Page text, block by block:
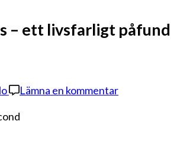
– ett livsfarligt påfund
Lämna en kommentar
–